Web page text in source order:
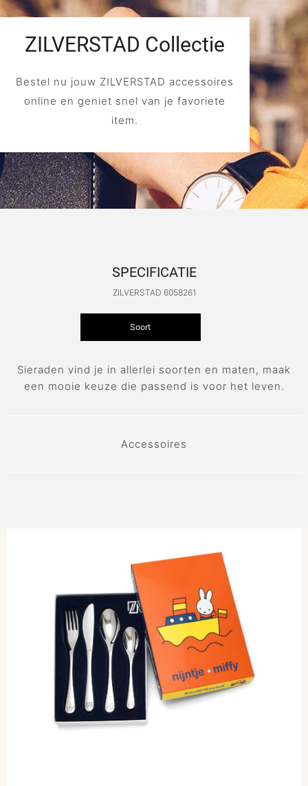
ZILVERSTAD Collectie
Bestel nu jouw ZILVERSTAD accessoires
online en geniet snel van je favoriete
item.
SPECIFICATIE
ZILVERSTAD 6058261
Soort
Sieraden vind je in allerlei soorten en maten, maak
een mooie keuze die passend is voor het leven.
Accessoires